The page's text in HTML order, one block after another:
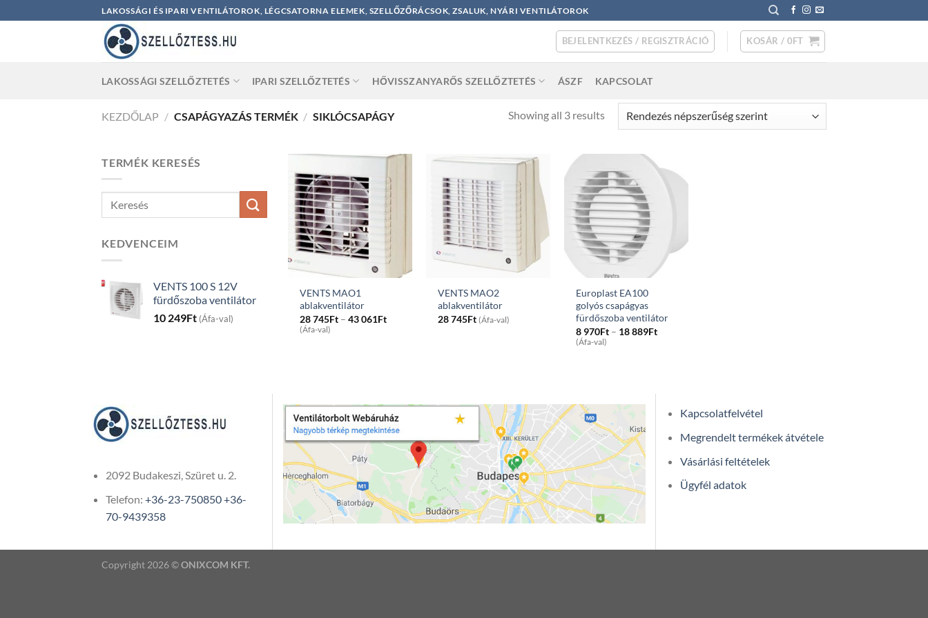
to
LAKOSSÁGI ÉS IPARI VENTILÁTOROK, LÉGCSATORNA ELEMEK, SZELLŐZŐRÁCSOK, ZSALUK, NYÁRI VENTILÁTOROK
BEJELENTKEZÉS / REGISZTRÁCIÓ KOSÁR / 0FT
LAKOSSÁGI SZELLŐZTETÉS IPARI SZELLŐZTETÉS HŐVISSZANYARŐS SZELLŐZTETÉS ÁSZF KAPCSOLAT
KEZDŐLAP / CSAPÁGYAZÁS TERMÉK / SIKLÓCSAPÁGY Showing all 3 resultsSorted
TERMÉK KERESÉS
KEDVENCEIM
VENTS 100 S 12V
fürdőszoba ventilátor
10 249Ft (Áfa-val)
VENTS MAO1
ablakventilátor
28 745Ft – 43 061FtPrice
(Áfa-val)
VENTS MAO2
ablakventilátor
28 745Ft (Áfa-val)
Europlast EA100
golyós csapágyas
fürdőszoba ventilátor
8 970Ft – 18 889FtPrice
(Áfa-val)
2092 Budakeszi, Szüret u. 2.
Telefon: +36-23-750850+36-
70-9439358
Kapcsolatfelvétel
Megrendelt termékek átvétele
Vásárlási feltételek
Ügyfél adatok
Copyright 2026 ©ONIXCOM KFT.